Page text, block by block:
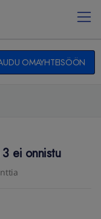
OMAYHTEISÖÖN
ei onnistu